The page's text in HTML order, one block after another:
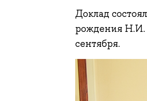
Доклад
рождения Н.И.
сентября.